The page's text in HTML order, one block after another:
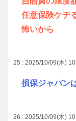
任意保険ケチ
怖いから
25 : 2025/10/09(木)
損保ジャパン
26 : 2025/10/09(木)